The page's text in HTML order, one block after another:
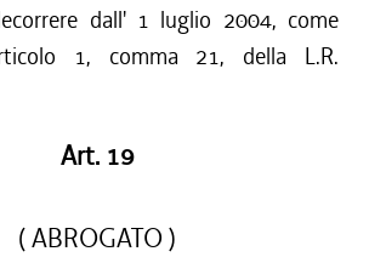
dall' 1 luglio 2004, come
1, comma 21, della L.R.
Art. 19
( ABROGATO )